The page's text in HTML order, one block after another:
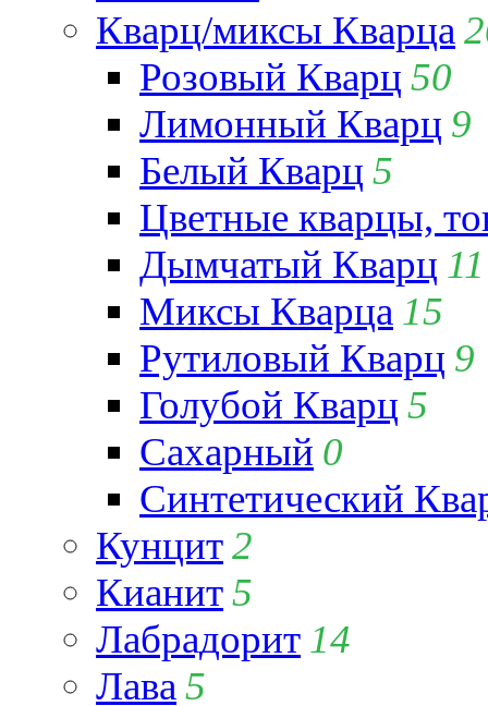
Кварц/миксы Кварца
Розовый Кварц 50
Лимонный Кварц 9
Белый Кварц 5
Цветные кварцы,
Дымчатый Кварц 11
Миксы Кварца 15
Рутиловый Кварц 9
Голубой Кварц 5
Сахарный 0
Синтетический
Кунцит2
Кианит5
Лабрадорит 14
Лава 5